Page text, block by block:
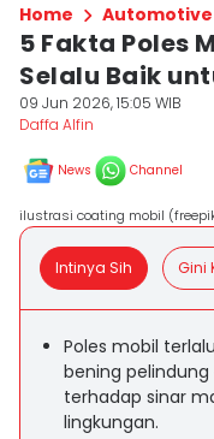
Home Automotive
5 Fakta Poles
Selalu Baik
09 Jun 2026, 15:05 WIB
Daffa Alfin
News Channel
ilustrasi coating mobil
Intinya Sih Gini
Poles mobil
bening
terhadap sinar
lingkungan.